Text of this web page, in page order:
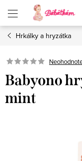
obsah
Hrkálky a hryzátka
Babyono
mint